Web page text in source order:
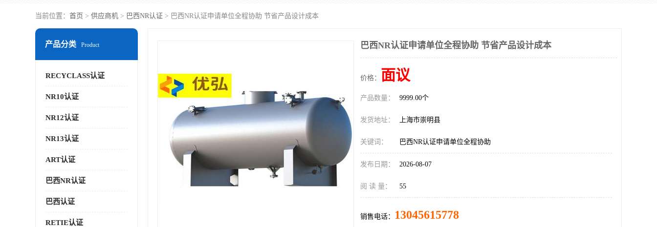
当前位置： 首页 > 供应商机 > 巴西NR认证 > 巴西NR认证申请单位全程协助 节省产品设计成本
产品分类 Product
RECYCLASS认证
NR10认证
NR12认证
NR13认证
ART认证
巴西NR认证
巴西认证
RETIE认证
巴西NR认证申请单位全程协助 节省产品设计成本
价格： 面议
产品数量： 9999.00个
发货地址： 上海市崇明县
关键词： 巴西NR认证申请单位全程协助
发布日期： 2026-08-07
阅 读 量： 55
销售电话： 13045615778